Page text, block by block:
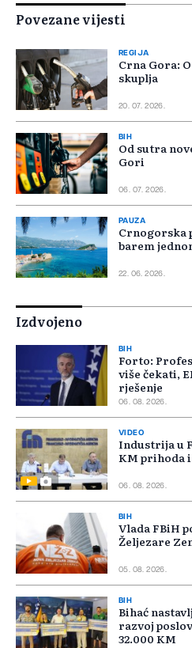
Povezane vijesti
REGIJA
Crna Gora:
skuplja
20. 07. 2026.
BIH
Od sutra
Gori
06. 07. 2026.
PAUZA
Crnogorska
barem
22. 06. 2026.
Izdvojeno
BIH
Forto:
više čekati,
rješenje
06. 08. 2026.
VIDEO
Industrija u
KM prihoda
06. 08. 2026.
BIH
Vlada FBiH
Željezare
05. 08. 2026.
BIH
Bihać
razvoj
32.000 KM